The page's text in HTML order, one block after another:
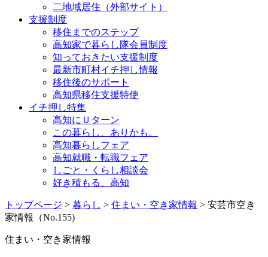
二地域居住（外部サイト）
支援制度
移住までのステップ
高知家で暮らし隊会員制度
知っておきたい支援制度
最新市町村イチ押し情報
移住後のサポート
高知県移住支援特使
イチ押し特集
高知にＵターン
この暮らし、ありかも。
高知暮らしフェア
高知就職・転職フェア
しごと・くらし相談会
好き積もる、高知
トップページ > 暮らし > 住まい・空き家情報 > 安芸市空き
家情報（No.155)
住まい・空き家情報